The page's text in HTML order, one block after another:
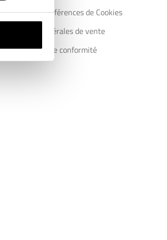
Modifier les préférences de Cookies
Conditions générales de vente
Certifications de conformité